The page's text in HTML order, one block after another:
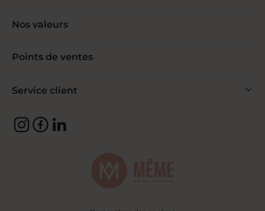
Nos valeurs
Points de ventes
Service client